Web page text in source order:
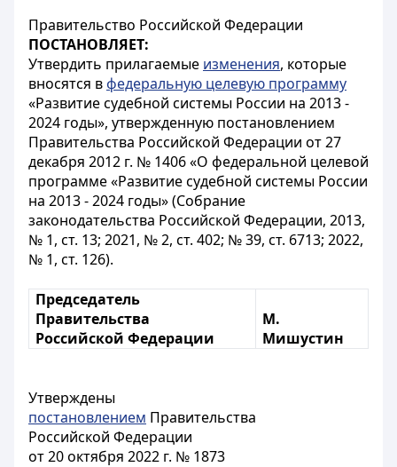
Правительство Российской Федерации
ПОСТАНОВЛЯЕТ:
Утвердить прилагаемые изменения, которые
вносятся вфедеральную целевую программу
«Развитие судебной системы России на 2013 -
2024 годы», утвержденную постановлением
Правительства Российской Федерации от 27
декабря 2012 г. № 1406 «О федеральной целевой
программе «Развитие судебной системы России
на 2013 - 2024 годы» (Собрание
законодательства Российской Федерации, 2013,
№ 1, ст. 13; 2021, № 2, ст. 402; № 39, ст. 6713; 2022,
№ 1, ст. 126).
Председатель
Правительства
Российской Федерации
М.
Мишустин
Утверждены
постановлением Правительства
Российской Федерации
от 20 октября 2022 г. № 1873